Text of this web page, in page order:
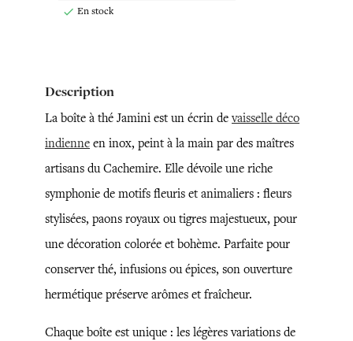
 En stock
Description
La boîte à thé Jamini est un écrin devaisselle déco
indienne en inox, peint à la main par des maîtres
artisans du Cachemire. Elle dévoile une riche
symphonie de motifs fleuris et animaliers : fleurs
stylisées, paons royaux ou tigres majestueux, pour
une décoration colorée et bohème. Parfaite pour
conserver thé, infusions ou épices, son ouverture
hermétique préserve arômes et fraîcheur.
Chaque boîte est unique : les légères variations de